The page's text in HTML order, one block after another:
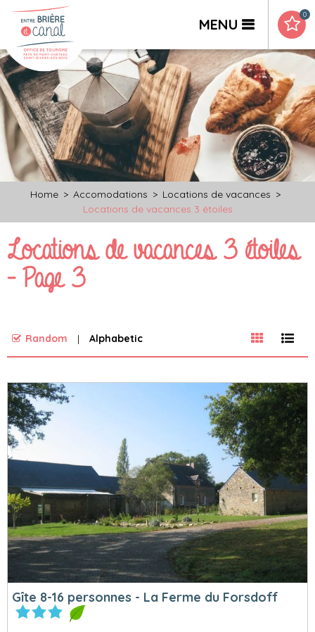
MENU
0
Home > Accomodations > Locations de vacances >
Locations de vacances 3 étoiles
Locations de vacances 3 étoiles
- Page 3
Random Alphabetic
Gîte 8-16 personnes - La Ferme du Forsdoff